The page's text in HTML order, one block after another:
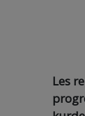
Les